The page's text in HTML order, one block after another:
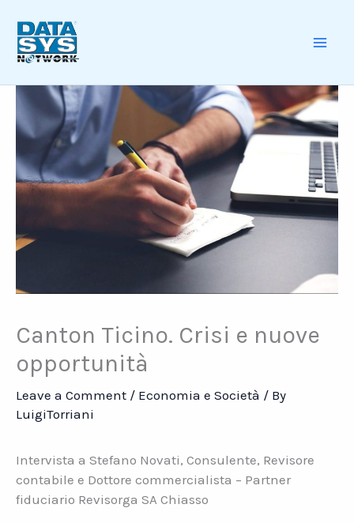
content
Canton Ticino. Crisi e nuove
opportunità
Leave a Comment / Economia e Società / By
LuigiTorriani
Intervista a Stefano Novati, Consulente, Revisore
contabile e Dottore commercialista – Partner
fiduciario Revisorga SA Chiasso